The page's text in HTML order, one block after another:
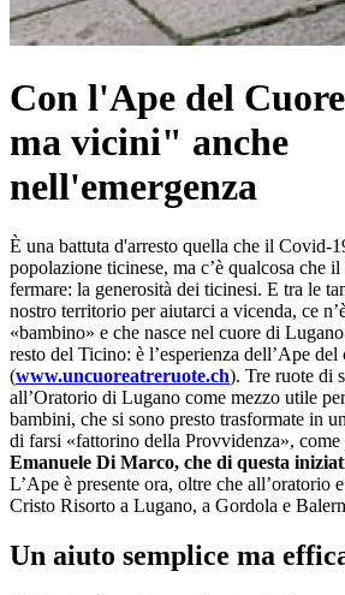
Con l'Ape del
ma vicini" anche
nell'emergenza
È una battuta d'arresto quella che il Covid-
popolazione ticinese, ma c’è qualcosa che
fermare: la generosità dei ticinesi. E tra le
nostro territorio per aiutarci a vicenda, ce
«bambino» e che nasce nel cuore di
resto del Ticino: è l’esperienza dell’Ape del
(www.uncuoreatreruote.ch). Tre ruote di
all’Oratorio di Lugano come mezzo utile
bambini, che si sono presto trasformate in
di farsi «fattorino della Provvidenza», come
Emanuele Di Marco, che di questa
L’Ape è presente ora, oltre che all’oratorio
Cristo Risorto a Lugano, a Gordola e
Un aiuto semplice ma